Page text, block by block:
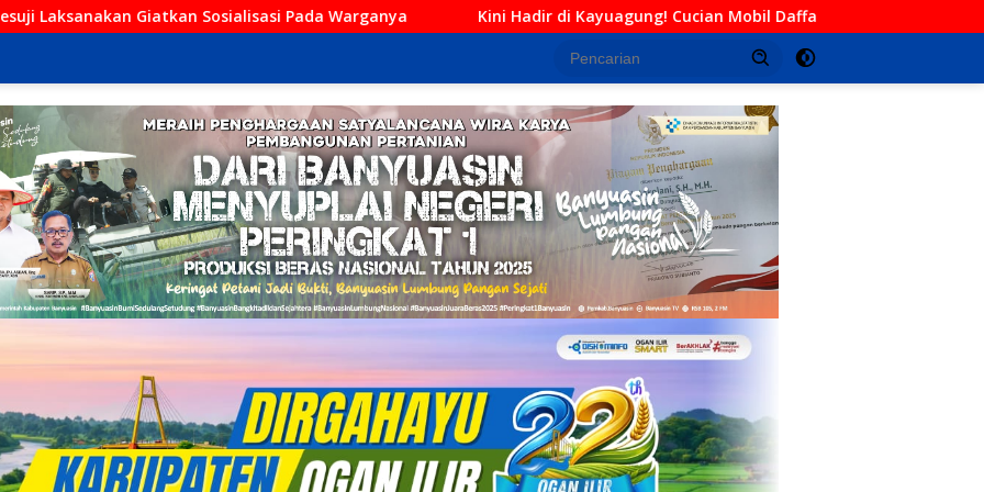
Pada Warganya Kini Hadir di Kayuagung! Cucian Mobil Daffa Siap Berikan Layanan Bersih, Cepat, dan